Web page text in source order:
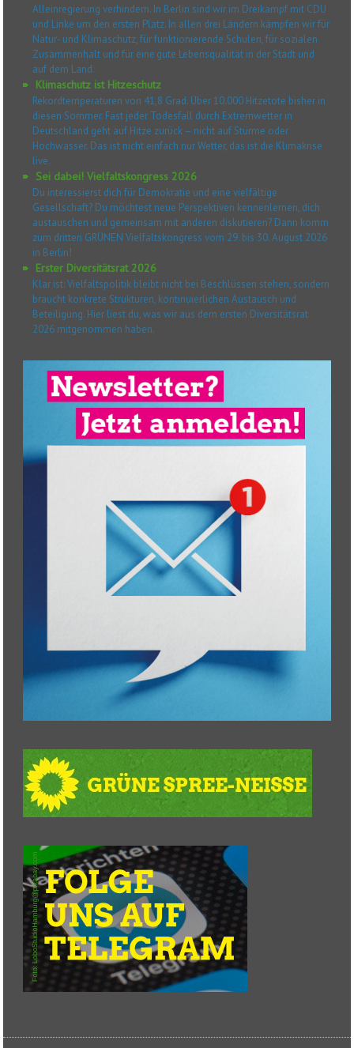
Alleinregierung verhindern. In Berlin sind wir im Dreikampf mit CDU
und Linke um den ersten Platz. In allen drei Ländern kämpfen wir für
Natur- und Klimaschutz, für funktionierende Schulen, für sozialen
Zusammenhalt und für eine gute Lebensqualität in der Stadt und
auf dem Land.
Klimaschutz ist Hitzeschutz
Rekordtemperaturen von 41,8 Grad. Über 10.000 Hitzetote bisher in
diesen Sommer. Fast jeder Todesfall durch Extremwetter in
Deutschland geht auf Hitze zurück – nicht auf Stürme oder
Hochwasser. Das ist nicht einfach nur Wetter, das ist die Klimakrise
live.
Sei dabei! Vielfaltskongress 2026
Du interessierst dich für Demokratie und eine vielfältige
Gesellschaft? Du möchtest neue Perspektiven kennenlernen, dich
austauschen und gemeinsam mit anderen diskutieren? Dann komm
zum dritten GRÜNEN Vielfaltskongress vom 29. bis 30. August 2026
in Berlin!
Erster Diversitätsrat 2026
Klar ist: Vielfaltspolitik bleibt nicht bei Beschlüssen stehen, sondern
braucht konkrete Strukturen, kontinuierlichen Austausch und
Beteiligung. Hier liest du, was wir aus dem ersten Diversitätsrat
2026 mitgenommen haben.